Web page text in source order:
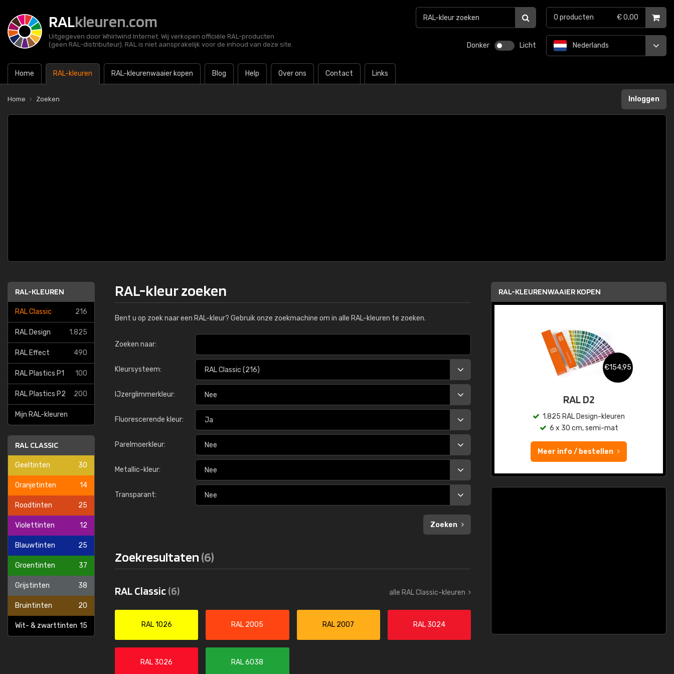
RALkleuren.com
Uitgegeven door Whirlwind Internet. Wij verkopen officiële RAL-producten
(geen RAL-distributeur). RAL is niet aansprakelijk voor de inhoud van deze site.
Donker Licht
Home RAL-kleuren RAL-kleurenwaaier kopen Blog Help Over ons Contact Links
Nederlands
0 producten € 0,00
Home Zoeken Inloggen
RAL-KLEUREN
RAL Classic 216
RAL Design 1.825
RAL Effect 490
RAL Plastics P1 100
RAL Plastics P2 200
Mijn RAL-kleuren
RAL CLASSIC
Geeltinten 30
Oranjetinten 14
Roodtinten 25
Violettinten 12
Blauwtinten 25
Groentinten 37
Grijstinten 38
Bruintinten 20
Wit- & zwarttinten 15
RAL-kleur zoeken
Bent u op zoek naar een RAL-kleur? Gebruik onze zoekmachine om in alle RAL-kleuren te zoeken.
Zoeken naar:
Kleursysteem:
IJzerglimmerkleur:
Fluorescerende kleur:
Parelmoerkleur:
Metallic-kleur:
Transparant:
Zoeken
Zoekresultaten(6)
RAL Classic(6) alle RAL Classic-kleuren
RAL 1026 RAL 2005 RAL 2007 RAL 3024
RAL 3026 RAL 6038
RAL-KLEURENWAAIER KOPEN
€15,95
RAL K7
216 RAL Classic-kleuren
5 x 15 cm, glanzend
RAL K5 semi-mat
216 RAL Classic-kleuren
5 x 15 cm, semi-mat
€46,95
5 x 15 cm, glanzend
€154,95
RAL D2
1.825 RAL Design-kleuren
6 x 30 cm, semi-mat
Meer info / bestellen